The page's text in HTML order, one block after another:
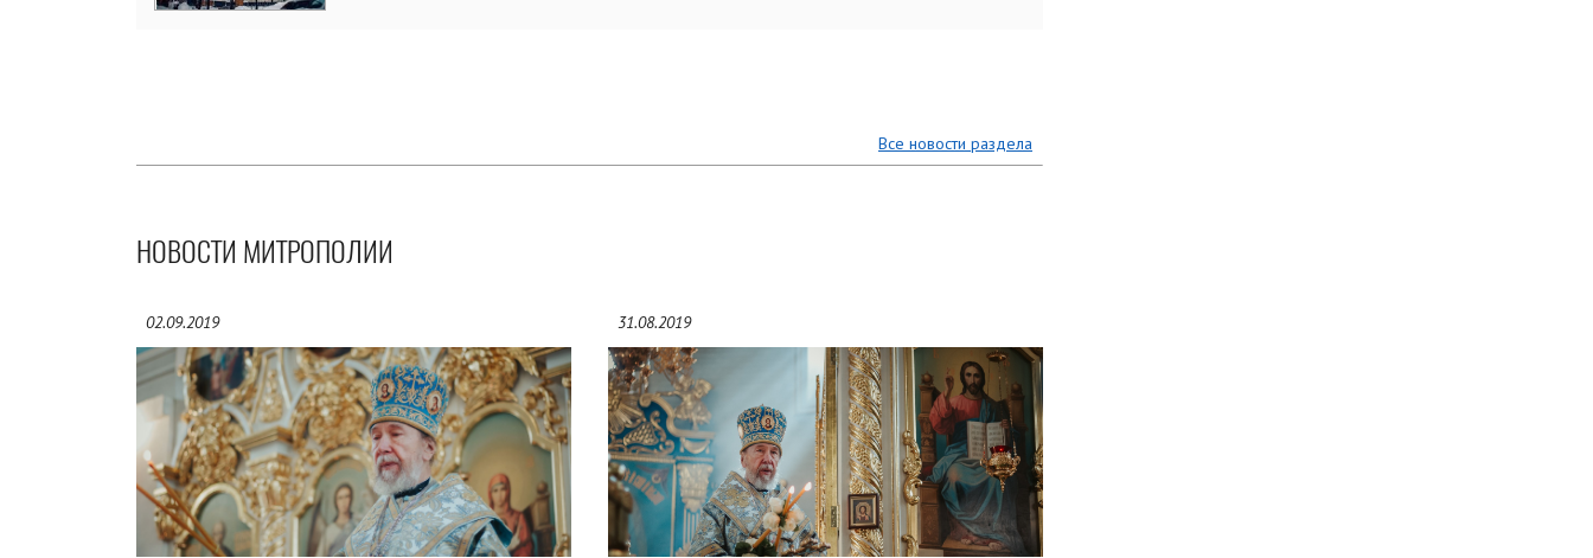
Все новости раздела
НОВОСТИ МИТРОПОЛИИ
02.09.2019 31.08.2019